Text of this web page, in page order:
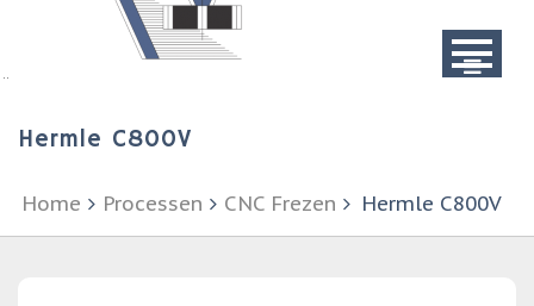
Hermle C800V
Home Processen CNC Frezen Hermle C800V